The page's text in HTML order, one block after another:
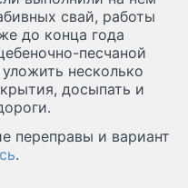
свай, работы
до конца года
песчаной
несколько
досыпать и
переправы и вариант
.